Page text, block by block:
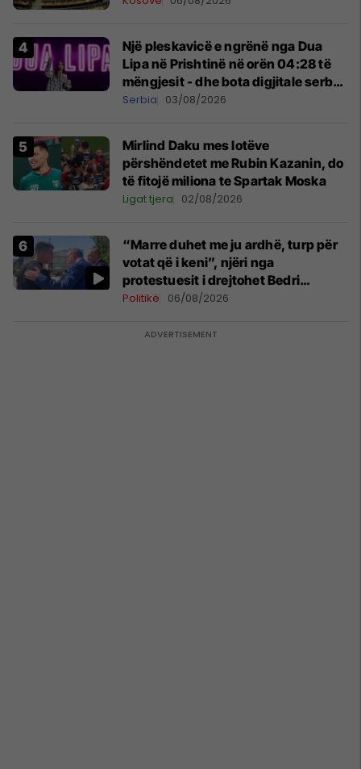
Një pleskavicë e ngrënë nga Dua
Lipa në Prishtinë në orën 04:28 të
mëngjesit - dhe bota digjitale serbe
shpall gjendjen e luftës
Serbia 03/08/2026
Mirlind Daku mes lotëve
përshëndetet me Rubin Kazanin, do
të fitojë miliona te Spartak Moska
Ligat tjera 02/08/2026
“Marre duhet me ju ardhë, turp për
votat që i keni”, njëri nga
protestuesit i drejtohet Bedri
Hamzës
Politikë 06/08/2026